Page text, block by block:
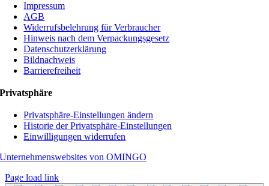
Impressum
AGB
Widerrufsbelehrung für Verbraucher
Hinweis nach dem Verpackungsgesetz
Datenschutzerklärung
Bildnachweis
Barrierefreiheit
Privatsphäre
Privatsphäre-Einstellungen ändern
Historie der Privatsphäre-Einstellungen
Einwilligungen widerrufen
Unternehmenswebsites von OMINGO
Page load link